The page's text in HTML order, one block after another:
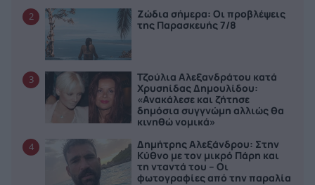
2
Ζώδια σήμερα: Οι προβλέψεις
της Παρασκευής 7/8
3
Τζούλια Αλεξανδράτου κατά
Χρυσηίδας Δημουλίδου:
«Ανακάλεσε και ζήτησε
δημόσια συγγνώμη αλλιώς θα
κινηθώ νομικά»
4
Δημήτρης Αλεξάνδρου: Στην
Κύθνο με τον μικρό Πάρη και
τη νταντά του – Οι
φωτογραφίες από την παραλία